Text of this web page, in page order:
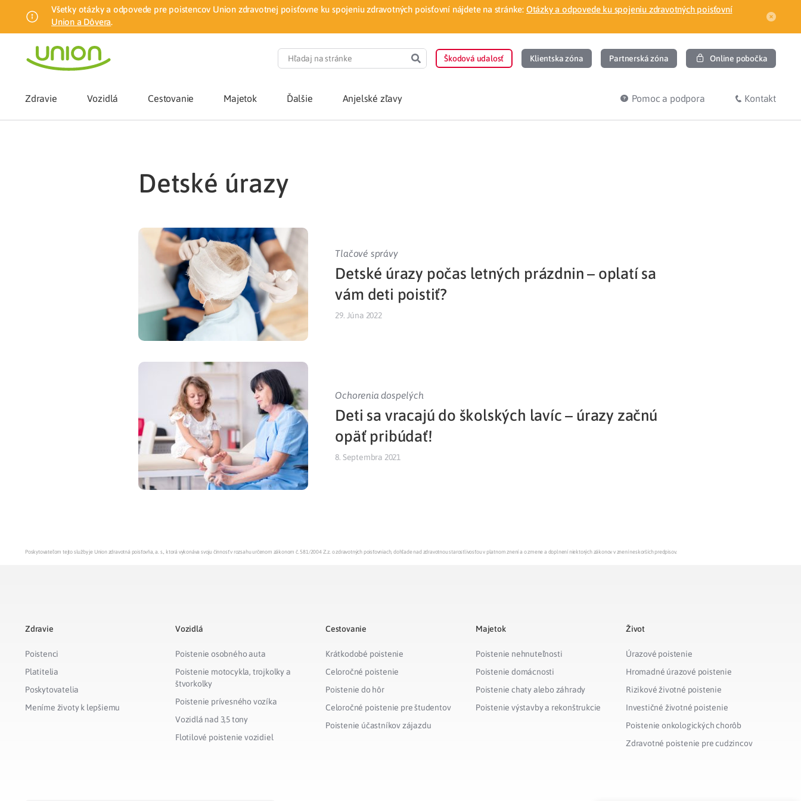
Všetky otázky a odpovede pre poistencov Union zdravotnej poisťovne ku spojeniu zdravotných poisťovní nájdete na stránke: Otázky a odpovede ku spojeniu zdravotných poisťovní
Union a Dôvera.
Škodová udalosť Klientska zóna Partnerská zóna Online pobočka
Zdravie
Zmena zdravotnej poisťovne
Poistenie novorodenca v pohodlí domova
Zdravotné poistenie pre cudzincov
Prečo Union
Vozidlá Cestovanie Majetok Ďalšie Anjelské zľavy Pomoc a podpora Kontakt
detské úrazy
Tlačové správy
Detské úrazy počas letných prázdnin – oplatí sa
vám deti poistiť?
29. Júna 2022
Ochorenia dospelých
Deti sa vracajú do školských lavíc – úrazy začnú
opäť pribúdať!
8. Septembra 2021
Poskytovateľom tejto služby je Union zdravotná poisťovňa, a. s., ktorá vykonáva svoju činnosť v rozsahu určenom zákonom č. 581/2004 Z.z. o zdravotných poisťovniach, dohľade nad zdravotnou starostlivosťou v platnom znení a o zmene a doplnení niektorých zákonov v znení neskorších predpisov.
Zdravie
Poistenci
Platitelia
Poskytovatelia
Meníme životy k lepšiemu
Vozidlá
Poistenie osobného auta
Poistenie motocykla, trojkolky a
štvorkolky
Poistenie prívesného vozíka
Vozidlá nad 3,5 tony
Flotilové poistenie vozidiel
Cestovanie
Krátkodobé poistenie
Celoročné poistenie
Poistenie do hôr
Celoročné poistenie pre študentov
Poistenie účastníkov zájazdu
Majetok
Poistenie nehnuteľnosti
Poistenie domácnosti
Poistenie chaty alebo záhrady
Poistenie výstavby a rekonštrukcie
Život
Úrazové poistenie
Hromadné úrazové poistenie
Rizikové životné poistenie
Investičné životné poistenie
Poistenie onkologických chorôb
Zdravotné poistenie pre cudzincov